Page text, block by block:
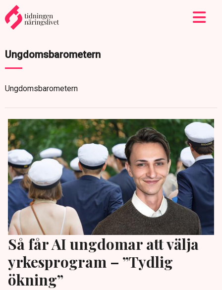
Ungdomsbarometern
Ungdomsbarometern
Så får AI ungdomar att välja
yrkesprogram – ”Tydlig
ökning”